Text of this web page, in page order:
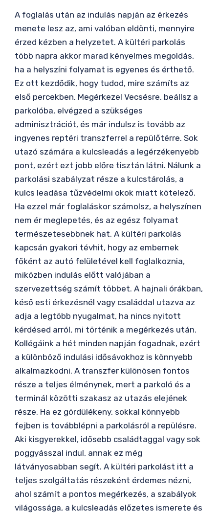
A foglalás után az indulás napján az érkezés
menete lesz az, ami valóban eldönti, mennyire
érzed kézben a helyzetet. A kültéri parkolás
több napra akkor marad kényelmes megoldás,
ha a helyszíni folyamat is egyenes és érthető.
Ez ott kezdődik, hogy tudod, mire számíts az
első percekben. Megérkezel Vecsésre, beállsz a
parkolóba, elvégzed a szükséges
adminisztrációt, és már indulsz is tovább az
ingyenes reptéri transzferrel a repülőtérre. Sok
utazó számára a kulcsleadás a legérzékenyebb
pont, ezért ezt jobb előre tisztán látni. Nálunk a
parkolási szabályzat része a kulcstárolás, a
kulcs leadása tűzvédelmi okok miatt kötelező.
Ha ezzel már foglaláskor számolsz, a helyszínen
nem ér meglepetés, és az egész folyamat
természetesebbnek hat. A kültéri parkolás
kapcsán gyakori tévhit, hogy az embernek
főként az autó felületével kell foglalkoznia,
miközben indulás előtt valójában a
szervezettség számít többet. A hajnali órákban,
késő esti érkezésnél vagy családdal utazva az
adja a legtöbb nyugalmat, ha nincs nyitott
kérdésed arról, mi történik a megérkezés után.
Kollégáink a hét minden napján fogadnak, ezért
a különböző indulási idősávokhoz is könnyebb
alkalmazkodni. A transzfer különösen fontos
része a teljes élménynek, mert a parkoló és a
terminál közötti szakasz az utazás elejének
része. Ha ez gördülékeny, sokkal könnyebb
fejben is továbblépni a parkolásról a repülésre.
Aki kisgyerekkel, idősebb családtaggal vagy sok
poggyásszal indul, annak ez még
látványosabban segít. A kültéri parkolást itt a
teljes szolgáltatás részeként érdemes nézni,
ahol számít a pontos megérkezés, a szabályok
világossága, a kulcsleadás előzetes ismerete és